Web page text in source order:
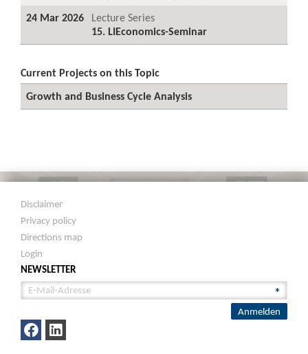
24 Mar 2026
Lecture Series
15. LIEconomics-Seminar
Current Projects on this Topic
Growth and Business Cycle Analysis
Disclaimer
Privacy policy
Directions map
Login
NEWSLETTER